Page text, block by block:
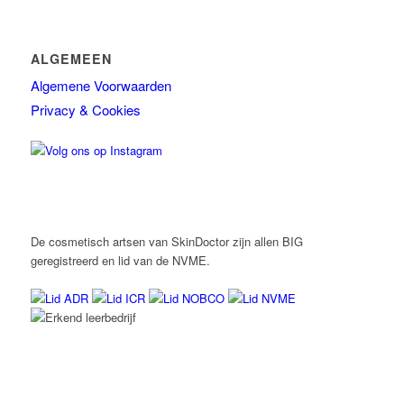
ALGEMEEN
Algemene Voorwaarden
Privacy & Cookies
De cosmetisch artsen van SkinDoctor zijn allen BIG
geregistreerd en lid van de NVME.